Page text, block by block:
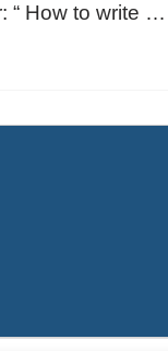
to write …